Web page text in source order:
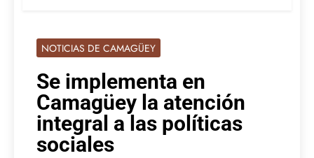
NOTICIAS DE CAMAGÜEY
Se implementa en
Camagüey la atención
integral a las políticas
sociales